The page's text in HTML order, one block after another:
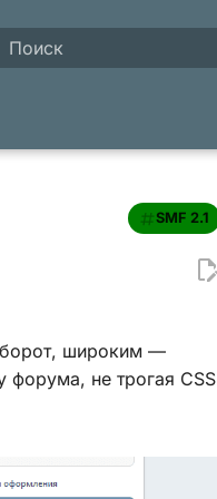
SMF 2.1
широким —
не трогая CSS